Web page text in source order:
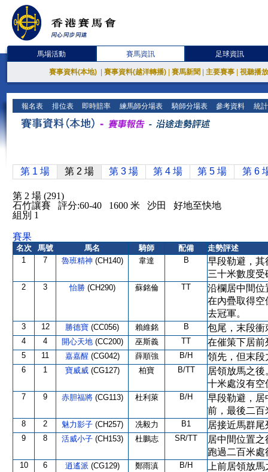
馬場活動 賽馬資訊 足球資訊
賽事資料(本地) 賽事資料(越洋轉播) 賽馬新聞 主要賽事 視聽播
報名表 排位表 即時賠率 練馬師分場表 騎師分場表 參考資料 統
第 1 場 第 2 場 第 3 場 第 4 場 第 5 場 第 6
第 2 場 (291)
石竹讓賽 評分:60-40 1600 米 沙田 好地至快地
組別 1
賽果
名次 馬號 馬名 騎師 配備
走勢評述
1
7 魯班精神 (CH140) 韋達 B
早段勒避，其
三十米數度
2 3 怡勝 (CH290) 蘇銘倫 TT
沿欄居中間位
在內疊取得空
去冠軍。
3 12 勝德寶 (CC056) 賴維銘 B 包尾，末段衝
4 4 開心天地 (CC200) 巫斯義 TT 在催策下居前
5 11 嘉嘉醒 (CG042) 薛順強 B/H 領先，但末段
6 1 寶威威 (CG127) 柏寶 B/TT
居領放馬之
十米處沒有空
7 9 赤胆福將 (CG113) 杜利萊 B/H
早段勒避，居
前，最後二百
8 2 魅力影子 (CH257) 冼毅力 B1 居接近馬群
9 8 活威小子 (CH153) 杜鵬志 SR/TT
居中間位置
跑過二百米
10 6 逍遙派 (CG129) 鄭雨滇 B/H
上前居領放